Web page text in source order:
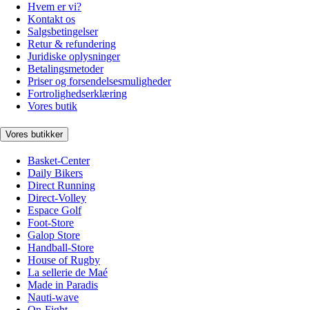
Hvem er vi?
Kontakt os
Salgsbetingelser
Retur & refundering
Juridiske oplysninger
Betalingsmetoder
Priser og forsendelsesmuligheder
Fortrolighedserklæring
Vores butik
Vores butikker
Basket-Center
Daily Bikers
Direct Running
Direct-Volley
Espace Golf
Foot-Store
Galop Store
Handball-Store
House of Rugby
La sellerie de Maé
Made in Paradis
Nauti-wave